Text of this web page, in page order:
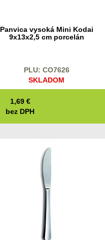
Panvica vysoká Mini Kodai
9x13x2,5 cm porcelán
PLU: CO7626
SKLADOM
1,69 €
bez DPH